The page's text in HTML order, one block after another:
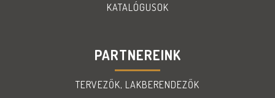
KATALÓGUSOK
PARTNEREINK
TERVEZŐK, LAKBERENDEZŐK